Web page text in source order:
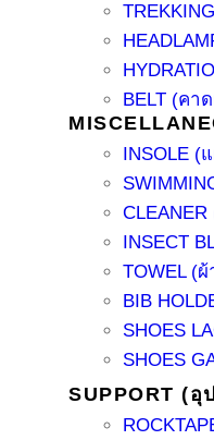
BELT (คา
INSOLE (
INSECT
TOWEL (
BIB
SHOES
SHOES
SUPPORT (